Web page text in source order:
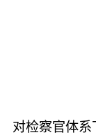
对检察官体